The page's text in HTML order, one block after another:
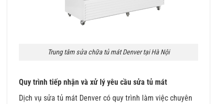
Trung tâm sửa chữa tủ mát Denver tại Hà Nội
Quy trình tiếp nhận và xử lý yêu cầu sửa tủ mát
Dịch vụ sửa tủ mát Denver có quy trình làm việc chuyên